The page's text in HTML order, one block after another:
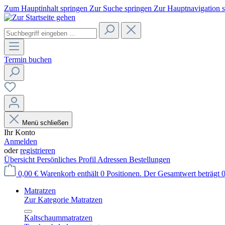
Zum Hauptinhalt springen Zur Suche springen Zur Hauptnavigation
Termin buchen
Menü schließen
Ihr Konto
Anmelden
oderregistrieren
Übersicht Persönliches Profil Adressen Bestellungen
0,00 € Warenkorb enthält 0 Positionen. Der Gesamtwert beträgt
Matratzen
Zur Kategorie Matratzen
Kaltschaummatratzen